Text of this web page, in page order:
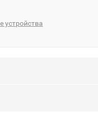
устройства